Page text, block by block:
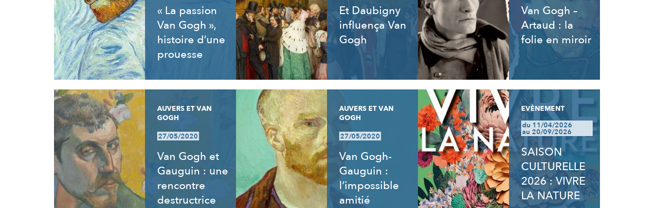
« La passion
Van Gogh »,
histoire d’une
prouesse
Et Daubigny
influença Van
Gogh
Van Gogh –
Artaud : la
folie en miroir
AUVERS ET VAN
GOGH
27/05/2020
Van Gogh et
Gauguin : une
rencontre
destructrice
AUVERS ET VAN
GOGH
27/05/2020
Van Gogh-
Gauguin :
l’impossible
amitié
EVÈNEMENT
du 11/04/2026
au 20/09/2026
SAISON
CULTURELLE
2026 : VIVRE
LA NATURE